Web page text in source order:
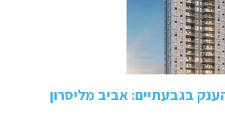
בגבעתיים: אביב מליסרון